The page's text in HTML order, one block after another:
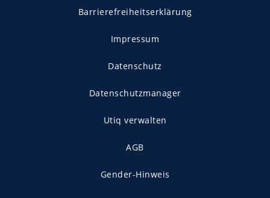
Barrierefreiheitserklärung
Impressum
Datenschutz
Datenschutzmanager
Utiq verwalten
AGB
Gender-Hinweis